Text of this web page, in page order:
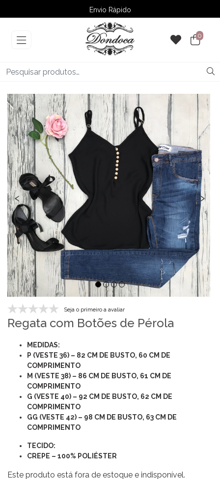
Envio Rápido
➚ Ofertas– Até 60% OFF
0
‹ ›
Seja o primeiro a avaliar
Regata com Botões de Pérola
MEDIDAS:
P (VESTE 36) – 82 CM DE BUSTO, 60 CM DE
COMPRIMENTO
M (VESTE 38) – 86 CM DE BUSTO, 61 CM DE
COMPRIMENTO
G (VESTE 40) – 92 CM DE BUSTO, 62 CM DE
COMPRIMENTO
GG (VESTE 42) – 98 CM DE BUSTO, 63 CM DE
COMPRIMENTO
TECIDO:
CREPE – 100% POLIÉSTER
Este produto está fora de estoque e indisponível.